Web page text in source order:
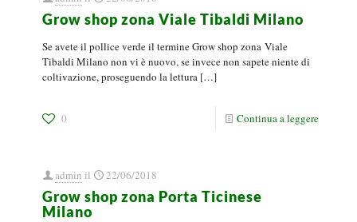
Grow shop zona Viale Tibaldi Milano
Se avete il pollice verde il termine Grow shop zona Viale
Tibaldi Milano non vi è nuovo, se invece non sapete niente di
coltivazione, proseguendo la lettura […]
0 Continua a leggere
admin il 22/06/2018
Grow shop zona Porta Ticinese
Milano